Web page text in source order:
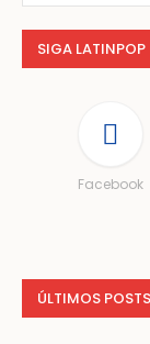
SIGA LATINPOP
Facebook
ÚLTIMOS POSTS